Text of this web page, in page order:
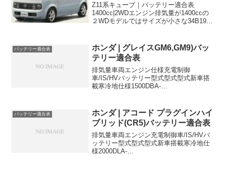
Z11系キューブ｜バッテリー適合表
1400cc|2WDエンジン排気量が1400ccの
２WDモデルではサイズが小さな34B19L
産カーウィングス」装着車は46B24Lが
新...
バッテリー適合表
ホンダ | グレイスGM6,GM9)バッ
テリー適合表
排気量車両エンジン仕様充電制御
車/IS/HVバッテリー型式型式型式新車搭
載寒冷地仕様1500DBA-
るおすすめバッテリーはこちら...
バッテリー適合表
ホンダ | アコード プラグインハイ
ブリッド(CR5)バッテリー適合表
排気量車両エンジン充電制御車/IS/HVバ
ッテリー型式型式型式新車搭載寒冷地仕
様2000DLA-